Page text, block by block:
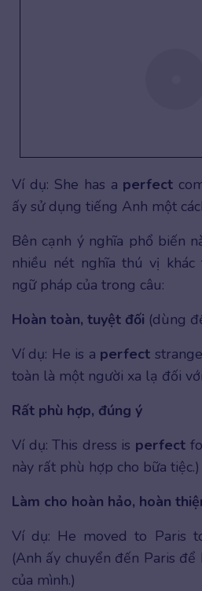
Ví dụ: She has a perfect
ấy sử dụng tiếng Anh một
Bên cạnh ý nghĩa phổ biến
nhiều nét nghĩa thú vị
ngữ pháp của trong câu:
Hoàn toàn, tuyệt đối (dùng
Ví dụ: He is a perfect
toàn là một người xa lạ đối
Rất phù hợp, đúng ý
Ví dụ: This dress is perfect
này rất phù hợp cho bữa tiệc.)
Làm cho hoàn hảo, hoàn
Ví dụ: He moved to Paris
(Anh ấy chuyển đến Paris
của mình.)